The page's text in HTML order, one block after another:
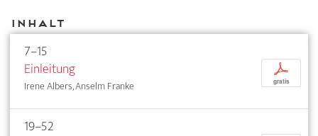
Inhalt
7–15
Einleitung
Irene Albers, Anselm Franke
p
gratis
19–52